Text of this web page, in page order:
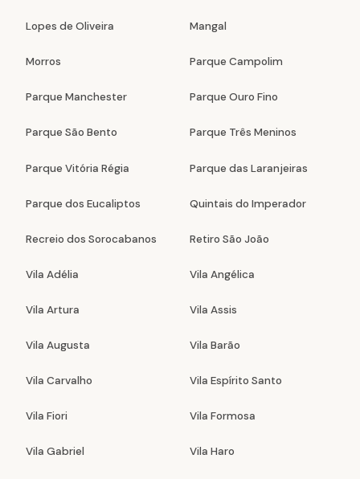
Lopes de Oliveira Mangal
Morros Parque Campolim
Parque Manchester Parque Ouro Fino
Parque São Bento Parque Três Meninos
Parque Vitória Régia Parque das Laranjeiras
Parque dos Eucaliptos Quintais do Imperador
Recreio dos Sorocabanos Retiro São João
Vila Adélia Vila Angélica
Vila Artura Vila Assis
Vila Augusta Vila Barão
Vila Carvalho Vila Espírito Santo
Vila Fiori Vila Formosa
Vila Gabriel Vila Haro